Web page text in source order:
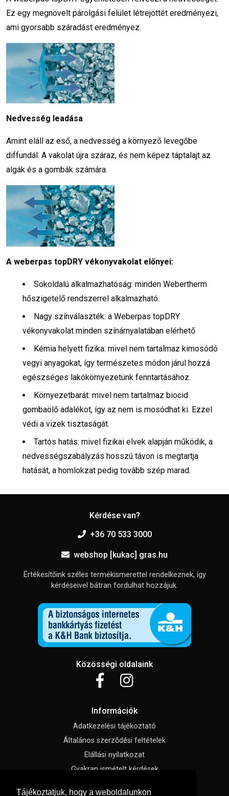
Tájékoztatjuk, hogy a weboldalunkon
Ez egy megnövelt párolgási felület létrejöttét eredményezi,
ami gyorsabb száradást eredményez.
Nedvesség leadása
Amint eláll az eső, a nedvesség a környező levegőbe
diffundál. A vakolat újra száraz, és nem képez táptalajt az
algák és a gombák számára.
A weberpas topDRY vékonyvakolat előnyei:
Sokoldalú alkalmazhatóság: minden Webertherm
hőszigetelő rendszerrel alkalmazható.
Nagy színválaszték: a Weberpas topDRY
vékonyvakolat minden színárnyalatában elérhető
Kémia helyett fizika: mivel nem tartalmaz kimosódó
vegyi anyagokat, így természetes módon járul hozzá
egészséges lakókörnyezetünk fenntartásához.
Környezetbarát: mivel nem tartalmaz biocid
gombaölő adalékot, így az nem is mosódhat ki. Ezzel
védi a vizek tisztaságát.
Tartós hatás: mivel fizikai elvek alapján működik, a
nedvességszabályzás hosszú távon is megtartja
hatását, a homlokzat pedig tovább szép marad.
Kérdése van?
+36 70 533 3000
webshop [kukac] gras.hu
Értékesítőink széles termékismerettel rendelkeznek, így
kérdéseivel bátran fordulhat hozzájuk.
Közösségi oldalaink
Információk
Adatkezelési tájékoztató
Általános szerződési feltételek
Elállási nyilatkozat
Gyakran ismételt kérdések